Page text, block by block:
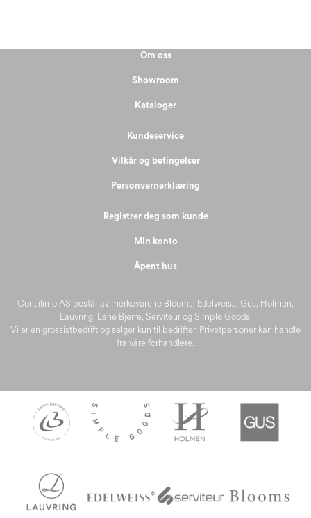
Consilimo AS består av merkevarene Blooms, Edelweiss, Gus, Holmen,
Lauvring, Lene Bjerre, Serviteur og Simple Goods.
Vi er en grossistbedrift og selger kun til bedrifter. Privatpersoner kan handle
fra våre forhandlere.
Om oss
Showroom
Kataloger
Kundeservice
Vilkår og betingelser
Personvernerklæring
Registrer deg som kunde
Min konto
Åpent hus